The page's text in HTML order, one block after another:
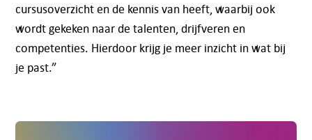
cursusoverzicht en de kennis van heeft, waarbij ook
wordt gekeken naar de talenten, drijfveren en
competenties. Hierdoor krijg je meer inzicht in wat bij
je past.”